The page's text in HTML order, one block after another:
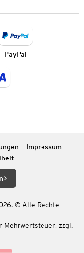
PayPal
Impressum
© Alle Rechte
Mehrwertsteuer, zzgl.